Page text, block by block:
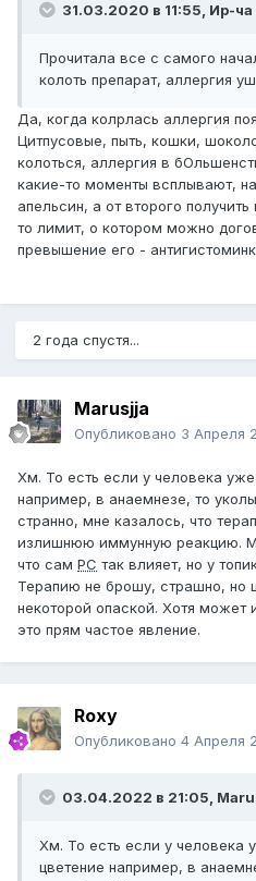
31.03.2020 в 11:55, Ир-ча
Прочитала все с самого
колоть препарат, аллергия
Да, когда колрлась аллергия
Цитпусовые, пыть, кошки,
колоться, аллергия в
какие-то моменты всплывают,
апельсин, а от второго
то лимит, о котором можно
превышение его -
2 года спустя...
Marusjja
Опубликовано 3 Апреля
Хм. То есть если у человека
например, в анаемнезе, то
странно, мне казалось, что
излишнюю иммунную реакцию.
что сам РС так влияет, но у
Терапию не брошу, страшно, но
некоторой опаской. Хотя может
это прям частое явление.
Roxy
Опубликовано 4 Апреля
03.04.2022 в 21:05,
Хм. То есть если у человека
цветение например, в